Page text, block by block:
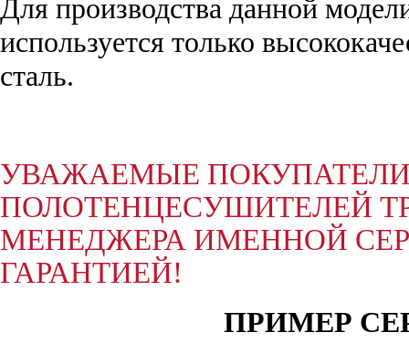
Для производства данной
используется только
сталь.
УВАЖАЕМЫЕ
ПОЛОТЕНЦЕСУШИТЕЛЕЙ
МЕНЕДЖЕРА ИМЕННОЙ
ГАРАНТИЕЙ!
ПРИМЕР